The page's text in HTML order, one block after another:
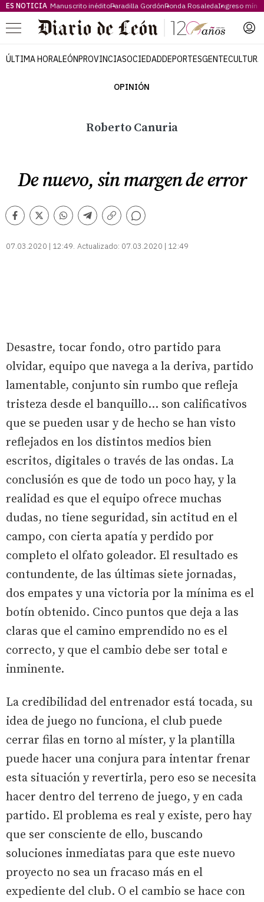
ES NOTICIA Manuscrito inéditoParadilla GordónRonda RosaledaIngreso
Menú
ÚLTIMA HORALEÓNPROVINCIASOCIEDADDEPORTESGENTECULTURA
OPINIÓN
Roberto Canuria
De nuevo, sin margen de error
Facebook
TwitterWhatsappTelegram
Copiar
Comentarios
07.03.2020 | 12:49 Actualizado: 07.03.2020 | 12:49
Desastre, tocar fondo, otro partido para
olvidar, equipo que navega a la deriva, partido
lamentable, conjunto sin rumbo que refleja
tristeza desde el banquillo... son calificativos
que se pueden usar y de hecho se han visto
reflejados en los distintos medios bien
escritos, digitales o través de las ondas. La
conclusión es que de todo un poco hay, y la
realidad es que el equipo ofrece muchas
dudas, no tiene seguridad, sin actitud en el
campo, con cierta apatía y perdido por
completo el olfato goleador. El resultado es
contundente, de las últimas siete jornadas,
dos empates y una victoria por la mínima es el
botín obtenido. Cinco puntos que deja a las
claras que el camino emprendido no es el
correcto, y que el cambio debe ser total e
inminente.
La credibilidad del entrenador está tocada, su
idea de juego no funciona, el club puede
cerrar filas en torno al míster, y la plantilla
puede hacer una conjura para intentar frenar
esta situación y revertirla, pero eso se necesita
hacer dentro del terreno de juego, y en cada
partido. El problema es real y existe, pero hay
que ser consciente de ello, buscando
soluciones inmediatas para que este nuevo
proyecto no sea un fracaso más en el
expediente del club. O el cambio se hace con